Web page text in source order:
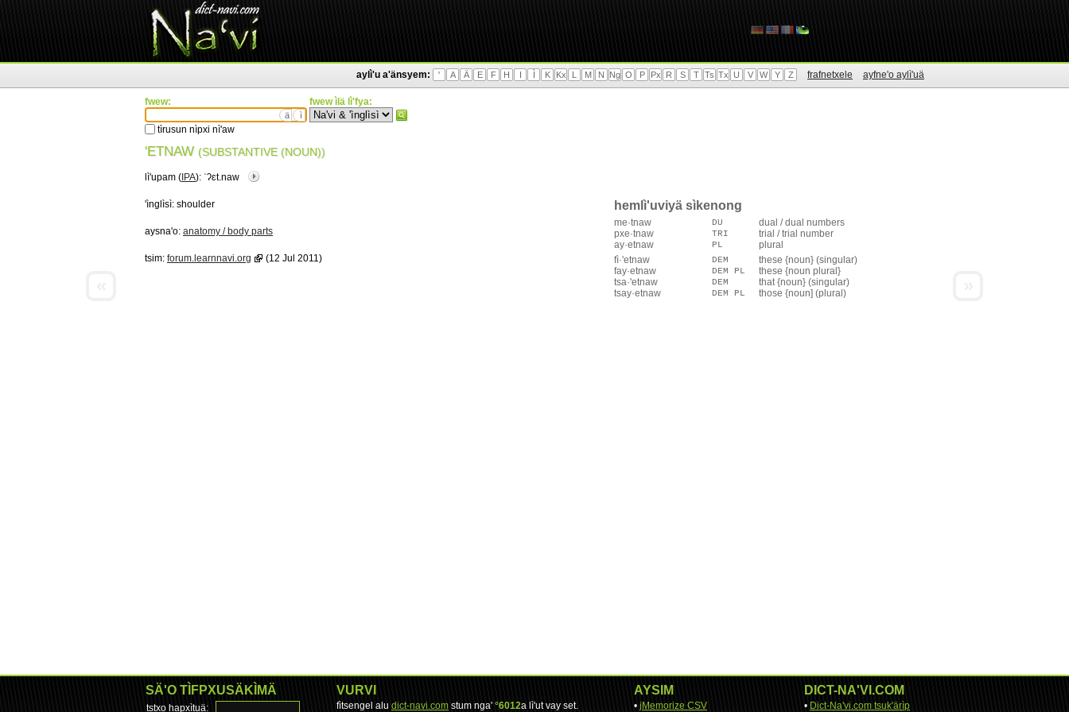
aylì'u a'änsyem: ' A Ä E F H I Ì K Kx L M N Ng O P Px R S T Ts Tx U V W Y Z frafnetxele ayfne'o aylì'uä
fwew:
ä ì
tìrusun nìpxi nì'aw
fwew ìlä lì'fya:
'ETNAW (SUBSTANTIVE (NOUN))
lì'upam ( IPA): ˈʔɛt.naw
'ìnglìsì: shoulder
aysna'o: anatomy / body parts
tsim: forum.learnnavi.org (12 Jul 2011)
hemlì'uviyä sìkenong
me·tnaw DU
dual / dual numbers
pxe·tnaw
TRI
trial / trial number
ay·etnaw
PL
plural
fì·'etnaw
DEM
these {noun} (singular)
fay·etnaw
DEM PL
these {noun plural}
tsa·'etnaw
DEM
that {noun} (singular)
tsay·etnaw
DEM PL those {noun] (plural)
SÄ'O TÌFPXUSÄKÌMÄ
tstxo hapxìtuä:
VURVI
fìtsengel alu dict-navi.com stum nga' °6012a lì'ut vay set.
AYSIM
• jMemorize CSV
DICT-NA'VI.COM
• Dict-Na'vi.com tsuk'ärìp